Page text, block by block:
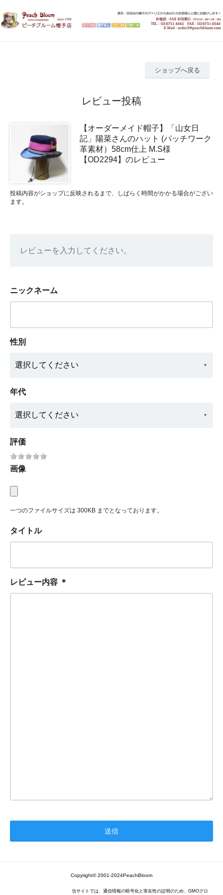
ショップへ戻る
レビュー投稿
【オーダーメイド帽子】「山女日
記」陽菜さんのハット (パッチワーク
革素材）58cm仕上 M.S様
【OD2294】のレビュー
投稿内容がショップに反映されるまで、しばらく時間がかかる場合がござい
ます。
レビューを入力してください。
ニックネーム
性別
年代
評価
画像
一つのファイルサイズは 300KB までとなっております。
タイトル
レビュー内容 ＊
Copyright© 2001-2024PeachBloom
当サイトでは、通信情報の暗号化と実在性の証明のため、GMOグロ